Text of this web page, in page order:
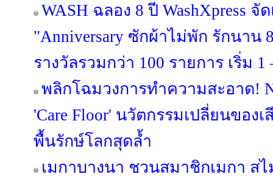
WASH ฉลอง 8 ปี WashXpress
"Anniversary ซักผ้าไม่พัก รักนา
รางวัลรวมกว่า 100 รายการ เริ่ม 1
พลิกโฉมวงการทำความสะอาด!
'Care Floor' นวัตกรรมเปลี่ยนของ
พื้นรักษ์โลกสุดล้ำ
เมกาบางนา ชวนสมาชิกเมกา ส